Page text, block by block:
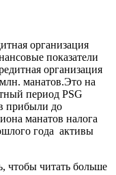
организация
показатели
организация
манатов.Это на
период PSG
прибыли до
манатов налога
года активы
чтобы читать больше